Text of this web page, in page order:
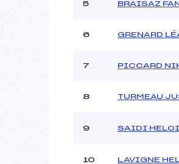
Pénalité appliquée :
5 BRAISAZ
6 GRENARD
7 PICCARD
8 TURMEAU
9 SAIDI
10 LAVIGNE